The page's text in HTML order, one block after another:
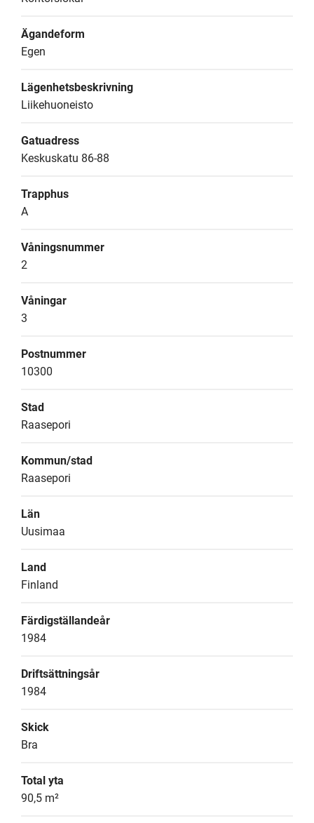
Ägandeform
Egen
Lägenhetsbeskrivning
Liikehuoneisto
Gatuadress
Keskuskatu 86-88
Trapphus
A
Våningsnummer
2
Våningar
3
Postnummer
10300
Stad
Raasepori
Kommun/stad
Raasepori
Län
Uusimaa
Land
Finland
Färdigställandeår
1984
Driftsättningsår
1984
Skick
Bra
Total yta
90,5 m²